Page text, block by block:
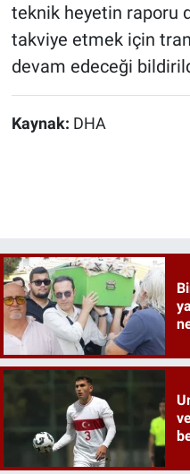
teknik heyetin raporu
takviye etmek için
devam edeceği
Kaynak: DHA